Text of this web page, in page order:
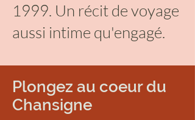
1999. Un récit de voyage
aussi intime qu'engagé.
Plongez au coeur du
Chansigne